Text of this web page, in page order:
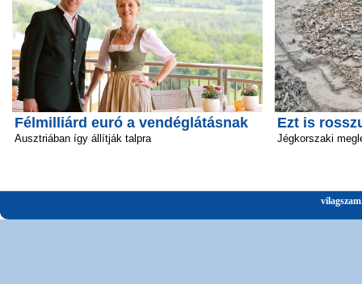
Félmilliárd euró a vendéglátásnak
Ausztriában így állítják talpra
Ezt is
Jégkorszaki